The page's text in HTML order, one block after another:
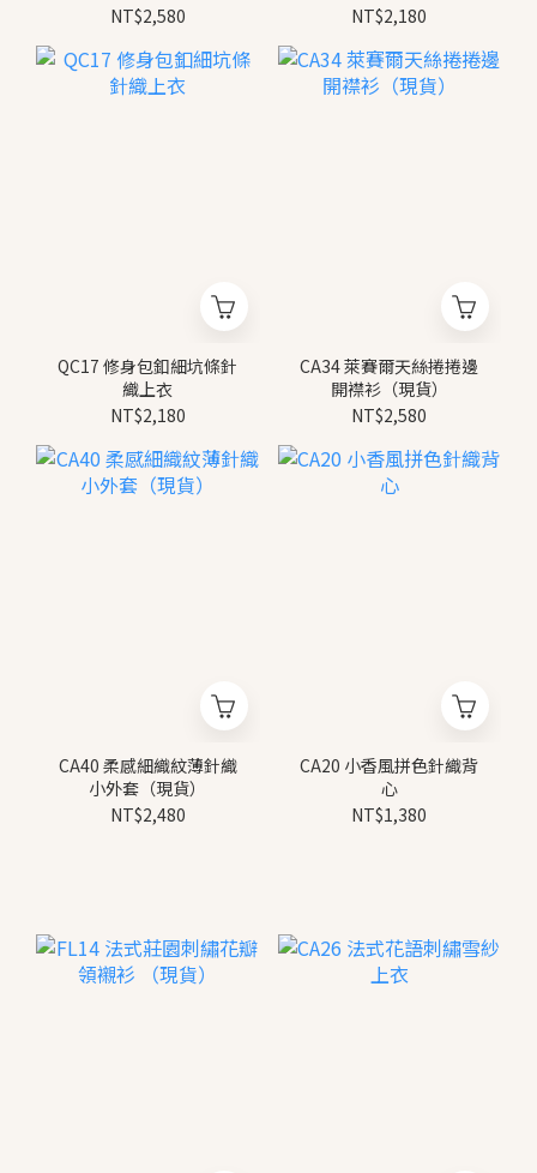
NT$2,580
NT$2,180
QC17 修身包釦細坑條針
織上衣
NT$2,180
CA34 萊賽爾天絲捲捲邊
開襟衫（現貨）
NT$2,580
CA40 柔感細織紋薄針織
小外套（現貨）
NT$2,480
CA20 小香風拼色針織背
心
NT$1,380